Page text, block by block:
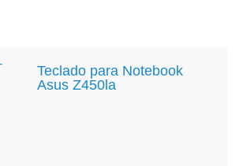
Teclado para Notebook
Asus Z450la